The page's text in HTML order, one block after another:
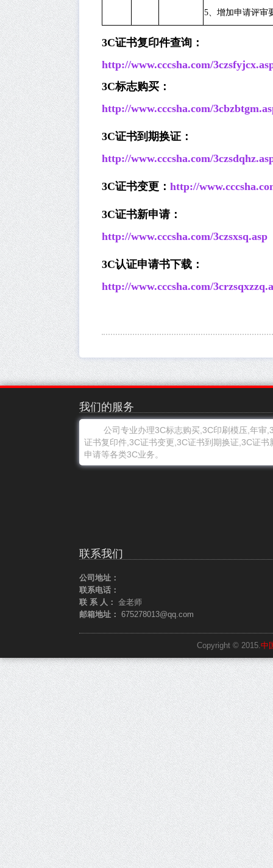
5、增加申请评审
3C证书复印件查询：
http://www.cccsha.com/
3C标志购买：
http://www.cccsha.com/
3C证书到期换证：
http://www.cccsha.com/
3C证书变更： http://
3C证书新申请：
http://www.cccsha.com/3czsxsq.asp
3C认证申请书下载：
http://www.cccsha.com/
我们的服务
公司专业办理3C标志购买,3C印刷模压,年审
证书复印件,3C证书变更,3C证书到期换证,3C证书
申请等各类3C业务。
联系我们
公司地址：
联系电话：
联 系 人：
金老师
邮箱地址：
675278013@qq.com
Copyright © 2015. 中